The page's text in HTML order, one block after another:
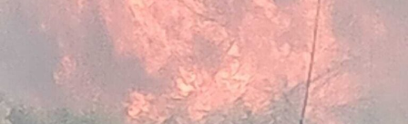
Nella casa su via del Lido, nel tratto di via Antonio
Pennacchi, i Carabinieri hanno sequestrato 18 involucri
contenenti complessivamente circa 18,2 kg di cocaina,